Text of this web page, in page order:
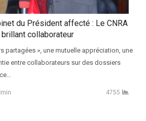
du Président affecté : Le CNRA
collaborateur
partagées », une mutuelle appréciation, une
entre collaborateurs sur des dossiers
4755